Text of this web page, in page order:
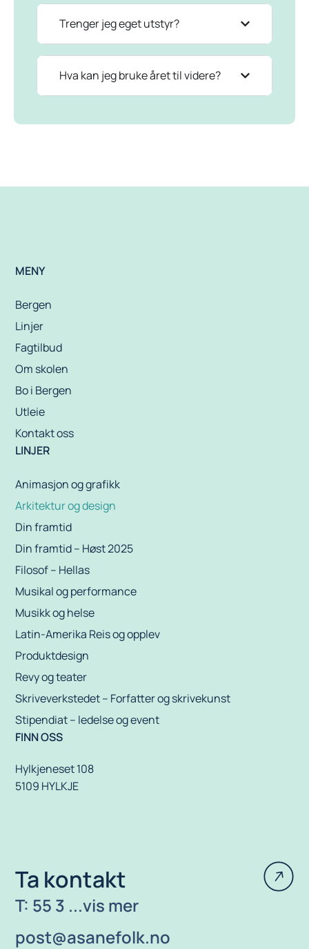
Trenger jeg eget utstyr?
Hva kan jeg bruke året til videre?
MENY
Bergen
Linjer
Fagtilbud
Om skolen
Bo i Bergen
Utleie
Kontakt oss
LINJER
Animasjon og grafikk
Arkitektur og design
Din framtid
Din framtid – Høst 2025
Filosof – Hellas
Musikal og performance
Musikk og helse
Latin-Amerika Reis og opplev
Produktdesign
Revy og teater
Skriveverkstedet – Forfatter og skrivekunst
Stipendiat – ledelse og event
FINN OSS
Hylkjeneset 108
5109 HYLKJE
Ta kontakt
T: 55 3 ...vis mer
post@asanefolk.no